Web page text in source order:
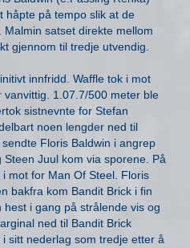
håpte på tempo slik at de
satset direkte mellom
gjennom til tredje utvendig.
innfridd. Waffle tok i mot
1.07.7/500 meter ble
sistnevnte for Stefan
noen lengder ned til
Floris Baldwin i angrep
Juul kom via sporene. På
mot for Man Of Steel. Floris
bakfra kom Bandit Brick i fin
i gang på strålende vis og
ned til Bandit Brick
sitt nederlag som tredje etter å